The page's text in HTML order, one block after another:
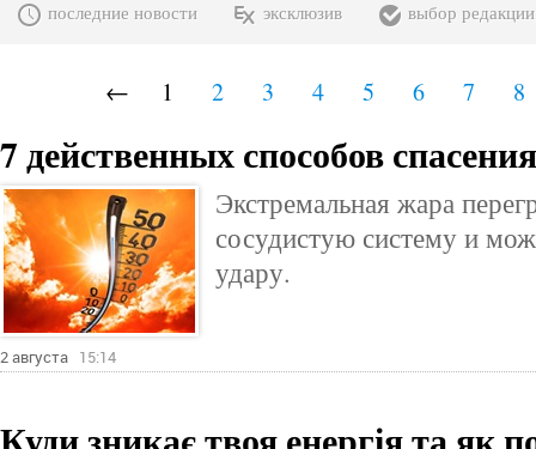
последние новости эксклюзив выбор редакции
← 1 2 3 4 5 6 7 8
7 действенных способов
Экстремальная жара
сосудистую систему и
удару.
2 августа 15:14